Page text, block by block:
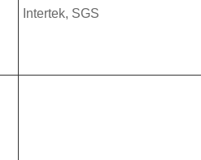
Intertek, SGS